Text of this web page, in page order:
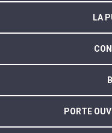
LA
PORTE